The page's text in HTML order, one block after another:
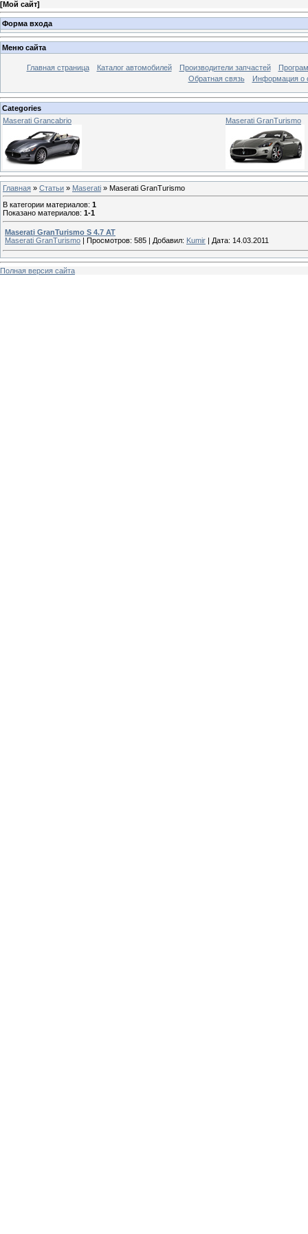
[Мой сайт]
Форма входа
Меню сайта
Главная страница Каталог автомобилей Производители запчастей
Обратная связь
Информация о
Categories
Maserati Grancabrio
Maserati GranTurismo
Главная » Статьи » Maserati » Maserati GranTurismo
В категории материалов: 1
Показано материалов: 1-1
Maserati GranTurismo S 4.7 AT
Maserati GranTurismo | Просмотров: 585 | Добавил: Kumir | Дата: 14.03.2011
Полная версия сайта